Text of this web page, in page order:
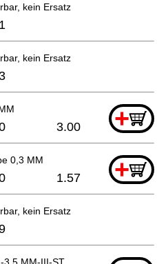
kein Ersatz
kein Ersatz
+
3.00
0,3 MM +
1.57
kein Ersatz
3,5 MM-III-ST